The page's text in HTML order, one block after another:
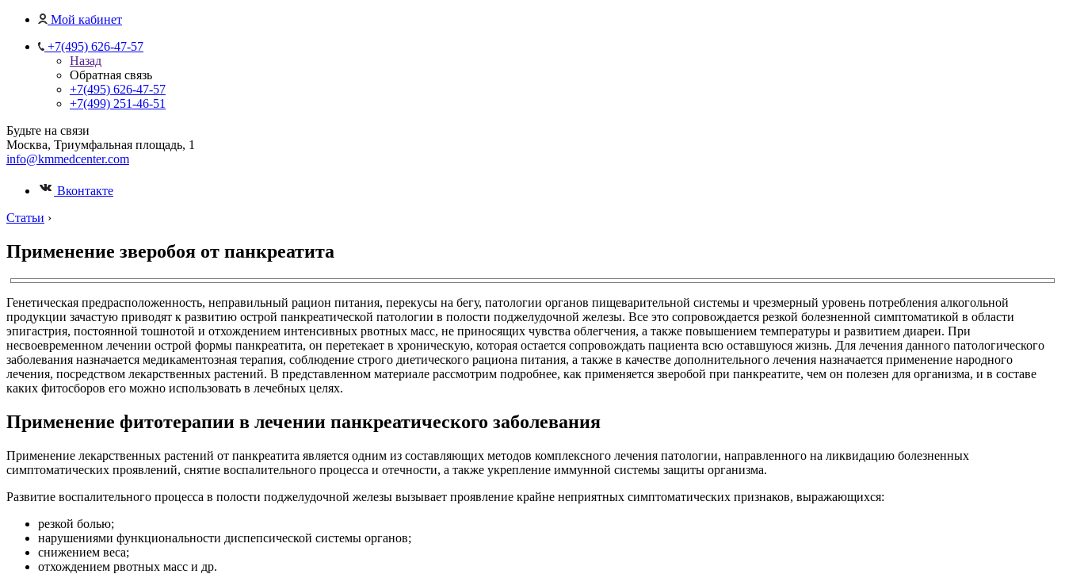
Мой кабинет
+7(495) 626-47-57
Назад
Обратная связь
+7(495) 626-47-57
+7(499) 251-46-51
Будьте на связи
Москва, Триумфальная площадь, 1
info@kmmedcenter.com
Вконтакте
Статьи ›
Применение зверобоя от панкреатита
Генетическая предрасположенность, неправильный рацион питания, перекусы на бегу, патологии органов пищеварительной системы и чрезмерный уровень потребления алкогольной
продукции зачастую приводят к развитию острой панкреатической патологии в полости поджелудочной железы. Все это сопровождается резкой болезненной симптоматикой в области
эпигастрия, постоянной тошнотой и отхождением интенсивных рвотных масс, не приносящих чувства облегчения, а также повышением температуры и развитием диареи. При
несвоевременном лечении острой формы панкреатита, он перетекает в хроническую, которая остается сопровождать пациента всю оставшуюся жизнь. Для лечения данного патологического
заболевания назначается медикаментозная терапия, соблюдение строго диетического рациона питания, а также в качестве дополнительного лечения назначается применение народного
лечения, посредством лекарственных растений. В представленном материале рассмотрим подробнее, как применяется зверобой при панкреатите, чем он полезен для организма, и в составе
каких фитосборов его можно использовать в лечебных целях.
Применение фитотерапии в лечении панкреатического заболевания
Применение лекарственных растений от панкреатита является одним из составляющих методов комплексного лечения патологии, направленного на ликвидацию болезненных
симптоматических проявлений, снятие воспалительного процесса и отечности, а также укрепление иммунной системы защиты организма.
Развитие воспалительного процесса в полости поджелудочной железы вызывает проявление крайне неприятных симптоматических признаков, выражающихся:
резкой болью;
нарушениями функциональности диспепсической системы органов;
снижением веса;
отхождением рвотных масс и др.